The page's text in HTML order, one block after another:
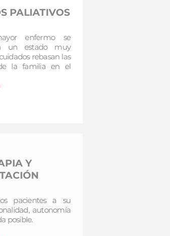
PALIATIVOS
enfermo se
un estado muy
rebasan las
la familia en el
Y
pacientes a su
autonomía
posible.